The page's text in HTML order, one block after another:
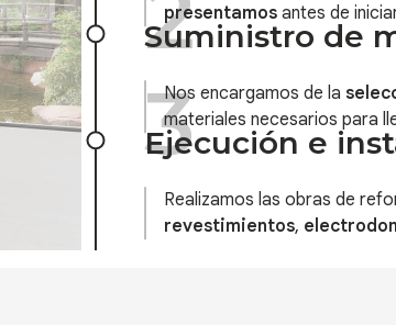
presentamosantes de
Suministro de
Nos encargamos de la
materiales necesarios para
Ejecución e
Realizamos las obras de
revestimientos,